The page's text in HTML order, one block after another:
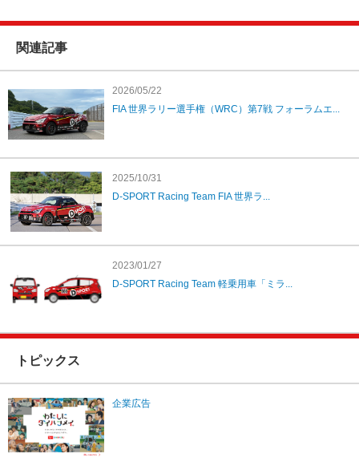
関連記事
2026/05/22
FIA 世界ラリー選手権（WRC）第7戦 フォーラムエ...
2025/10/31
D-SPORT Racing Team FIA 世界ラ...
2023/01/27
D-SPORT Racing Team 軽乗用車「ミラ...
トピックス
企業広告